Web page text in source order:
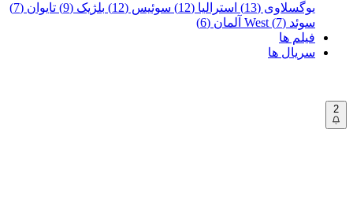
یوگسلاوی (13)
استرالیا (12) سوئیس (12) بلژیک (9)
تایوان (7)
سوئد (7)
West آلمان (6)
فیلم ها
سریال ها
2